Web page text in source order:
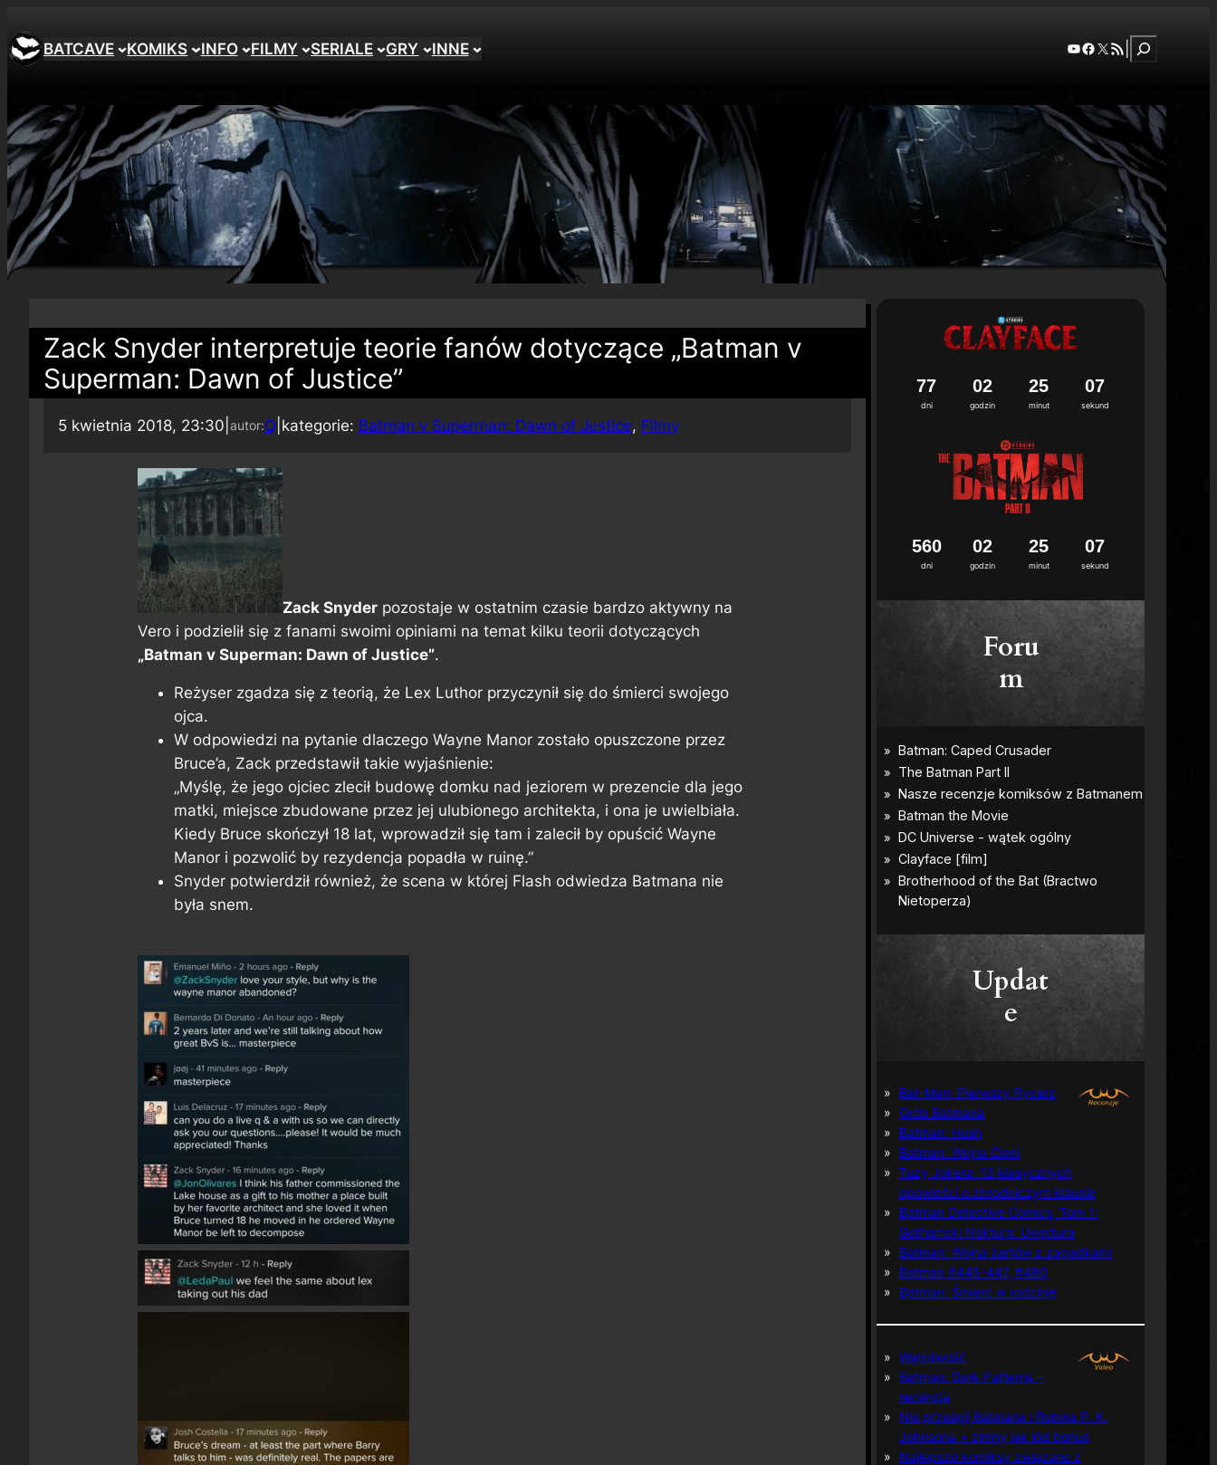
BATCAVE KOMIKS INFO FILMY SERIALE GRY INNE YouTube
Facebook
X RSS FeedSzukaj
Zack Snyder interpretuje teorie fanów dotyczące „Batman v
Superman: Dawn of Justice”
5 kwietnia 2018, 23:30 autor:Q kategorie: Batman v Superman: Dawn of Justice, Filmy
Zack Snyder pozostaje w ostatnim czasie bardzo aktywny na
Vero i podzielił się z fanami swoimi opiniami na temat kilku teorii dotyczących
„Batman v Superman: Dawn of Justice”.
Reżyser zgadza się z teorią, że Lex Luthor przyczynił się do śmierci swojego
ojca.
W odpowiedzi na pytanie dlaczego Wayne Manor zostało opuszczone przez
Bruce’a, Zack przedstawił takie wyjaśnienie:
„Myślę, że jego ojciec zlecił budowę domku nad jeziorem w prezencie dla jego
matki, miejsce zbudowane przez jej ulubionego architekta, i ona je uwielbiała.
Kiedy Bruce skończył 18 lat, wprowadził się tam i zalecił by opuścić Wayne
Manor i pozwolić by rezydencja popadła w ruinę.”
Snyder potwierdził również, że scena w której Flash odwiedza Batmana nie
była snem.
dni
77
godzin
02
minut
25
sekund
06
dni
560
godzin
02
minut
25
sekund
06
Foru
m
Updat
e
Bat-Man: Pierwszy Rycerz
Grób Batmana
Batman: Hush
Batman: Wojna Cieni
Tuzy Jokera: 13 klasycznych
opowieści o zbrodniczym klaunie
Batman Detective Comics, Tom 1:
Gothamski Nokturn: Uwertura
Batman: Wojna żartów z zagadkami
Batman #445-447, #480
Batman: Śmierć w rodzinie
Wątpliwość
Batman: Dark Patterns –
recenzja
Nie prześpij Batmana i Robina P. K.
Johnsona + zimny jak lód bonus
Najlepsze komiksy związane z